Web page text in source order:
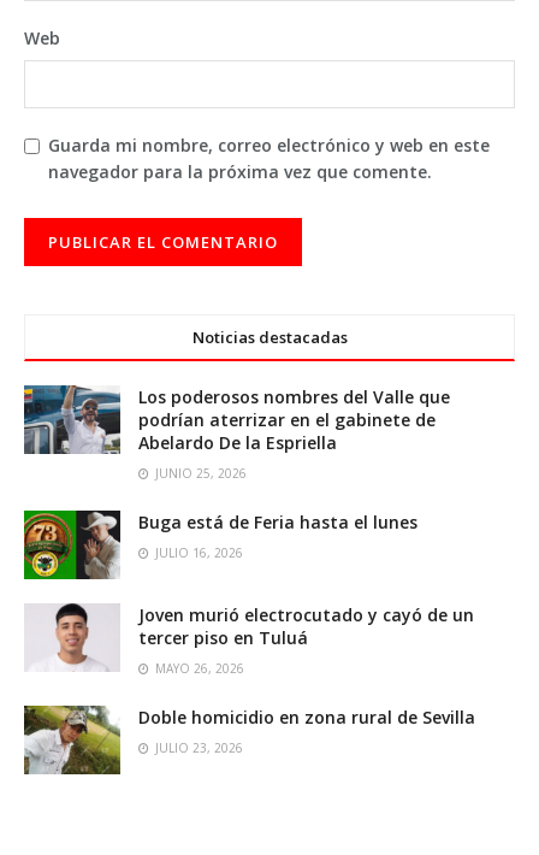
Web
Guarda mi nombre, correo electrónico y web en este
navegador para la próxima vez que comente.
Noticias destacadas
Los poderosos nombres del Valle que
podrían aterrizar en el gabinete de
Abelardo De la Espriella
JUNIO 25, 2026
Buga está de Feria hasta el lunes
JULIO 16, 2026
Joven murió electrocutado y cayó de un
tercer piso en Tuluá
MAYO 26, 2026
Doble homicidio en zona rural de Sevilla
JULIO 23, 2026